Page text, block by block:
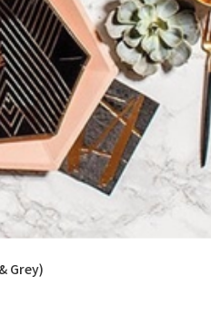
Grey)